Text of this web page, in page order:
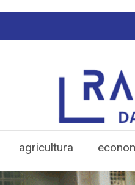
agricultura